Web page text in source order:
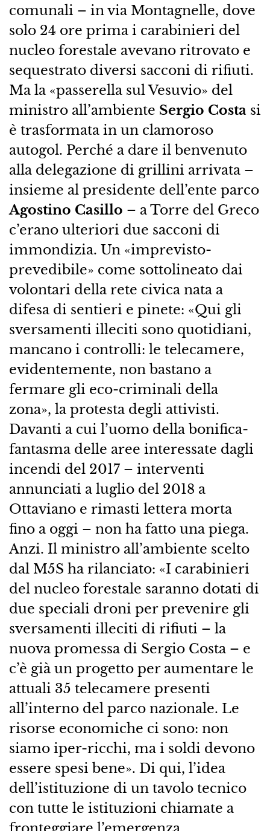
comunali – in via Montagnelle, dove
solo 24 ore prima i carabinieri del
nucleo forestale avevano ritrovato e
sequestrato diversi sacconi di rifiuti.
Ma la «passerella sul Vesuvio» del
ministro all’ambiente Sergio Costa si
è trasformata in un clamoroso
autogol. Perché a dare il benvenuto
alla delegazione di grillini arrivata –
insieme al presidente dell’ente parco
Agostino Casillo – a Torre del Greco
c’erano ulteriori due sacconi di
immondizia. Un «imprevisto-
prevedibile» come sottolineato dai
volontari della rete civica nata a
difesa di sentieri e pinete: «Qui gli
sversamenti illeciti sono quotidiani,
mancano i controlli: le telecamere,
evidentemente, non bastano a
fermare gli eco-criminali della
zona», la protesta degli attivisti.
Davanti a cui l’uomo della bonifica-
fantasma delle aree interessate dagli
incendi del 2017 – interventi
annunciati a luglio del 2018 a
Ottaviano e rimasti lettera morta
fino a oggi – non ha fatto una piega.
Anzi. Il ministro all’ambiente scelto
dal M5S ha rilanciato: «I carabinieri
del nucleo forestale saranno dotati di
due speciali droni per prevenire gli
sversamenti illeciti di rifiuti – la
nuova promessa di Sergio Costa – e
c’è già un progetto per aumentare le
attuali 35 telecamere presenti
all’interno del parco nazionale. Le
risorse economiche ci sono: non
siamo iper-ricchi, ma i soldi devono
essere spesi bene». Di qui, l’idea
dell’istituzione di un tavolo tecnico
con tutte le istituzioni chiamate a